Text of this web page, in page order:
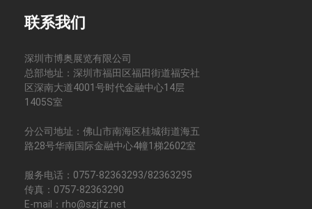
联系我们
深圳市博奥展览有限公司
总部地址：深圳市福田区福田街道福安社
区深南大道4001号时代金融中心14层
1405S室
分公司地址：佛山市南海区桂城街道海五
路28号华南国际金融中心4幢1梯2602室
服务电话：0757-82363293/82363295
传真：0757-82363290
E-mail：rho@szjfz.net